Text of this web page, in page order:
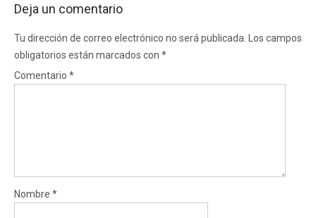
Deja un comentario
Tu dirección de correo electrónico no será publicada.
Los campos
obligatorios están marcados con *
Comentario *
Nombre *